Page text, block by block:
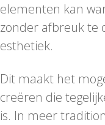
elementen kan
zonder afbreuk te
esthetiek.
Dit maakt het
creëren die
is. In meer